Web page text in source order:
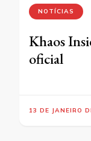
NOTÍCIAS
Khaos
oficial
13 DE JANEIRO